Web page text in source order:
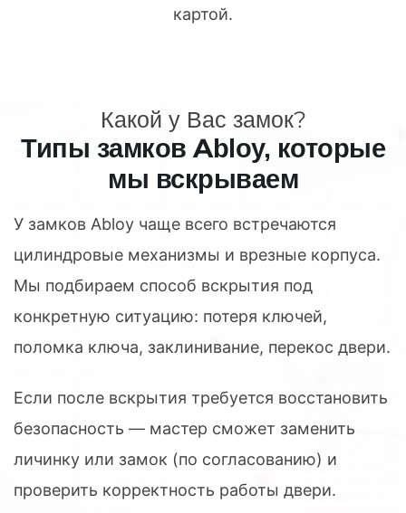
картой.
Какой у Вас замок?
Типы замков Abloy, которые
мы вскрываем
У замков Abloy чаще всего встречаются
цилиндровые механизмы и врезные корпуса.
Мы подбираем способ вскрытия под
конкретную ситуацию: потеря ключей,
поломка ключа, заклинивание, перекос двери.
Если после вскрытия требуется восстановить
безопасность — мастер сможет заменить
личинку или замок (по согласованию) и
проверить корректность работы двери.